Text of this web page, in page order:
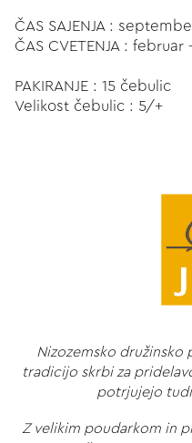
ČAS SAJENJA :
ČAS CVETENJA :
PAKIRANJE : 15 čebulic
Velikost čebulic : 5/+
Nizozemsko
tradicijo skrbi za
potrjujejo
Z velikim poudarkom in